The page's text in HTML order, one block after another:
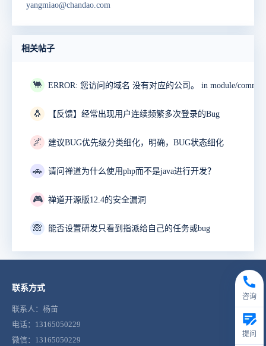
yangmiao@chandao.com
相关帖子
🐫
🐧 【反馈】经常出现用户连续频繁多次登录的Bug
🌌 建议BUG优先级分类细化，明确，BUG状态细化
🚗 请问禅道为什么使用php而不是java进行开发？
🎮 禅道开源版12.4的安全漏洞
🙈 能否设置研发只看到指派给自己的任务或bug
联系方式
联系人：杨苗
电话：13165050229
微信：13165050229
咨询
提问